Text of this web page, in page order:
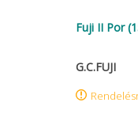
Fuji II Por
G.C.FUJI